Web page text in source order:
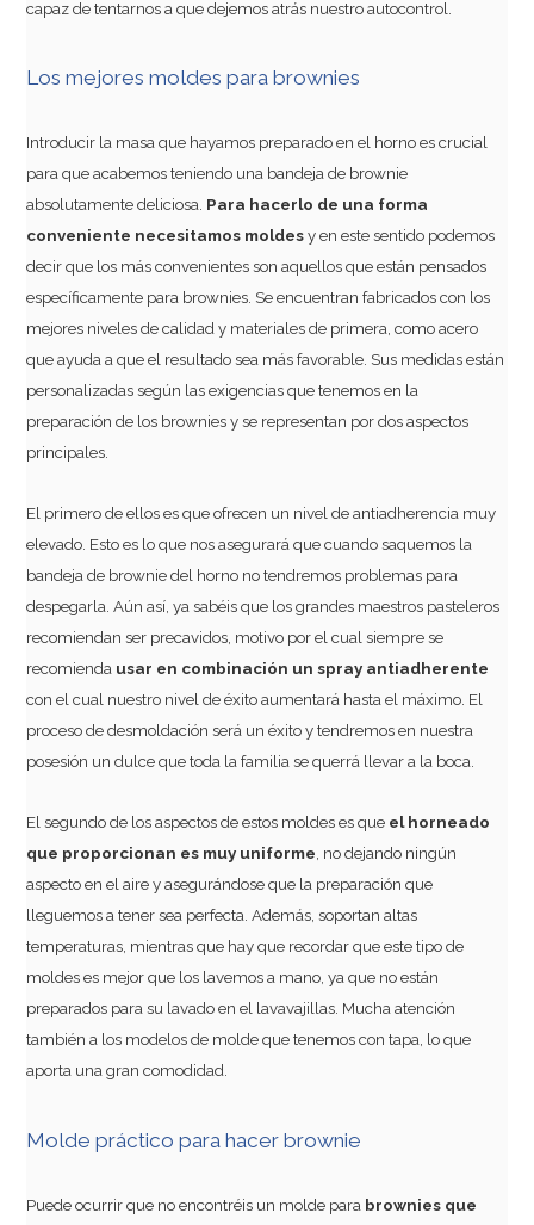
capaz de tentarnos a que dejemos atrás nuestro autocontrol.
Los mejores moldes para brownies
Introducir la masa que hayamos preparado en el horno es crucial
para que acabemos teniendo una bandeja de brownie
absolutamente deliciosa. Para hacerlo de una forma
conveniente necesitamos moldesy en este sentido podemos
decir que los más convenientes son aquellos que están pensados
específicamente para brownies. Se encuentran fabricados con los
mejores niveles de calidad y materiales de primera, como acero
que ayuda a que el resultado sea más favorable. Sus medidas están
personalizadas según las exigencias que tenemos en la
preparación de los brownies y se representan por dos aspectos
principales.
El primero de ellos es que ofrecen un nivel de antiadherencia muy
elevado. Esto es lo que nos asegurará que cuando saquemos la
bandeja de brownie del horno no tendremos problemas para
despegarla. Aún así, ya sabéis que los grandes maestros pasteleros
recomiendan ser precavidos, motivo por el cual siempre se
recomienda usar en combinación un spray antiadherente
con el cual nuestro nivel de éxito aumentará hasta el máximo. El
proceso de desmoldación será un éxito y tendremos en nuestra
posesión un dulce que toda la familia se querrá llevar a la boca.
El segundo de los aspectos de estos moldes es que el horneado
que proporcionan es muy uniforme, no dejando ningún
aspecto en el aire y asegurándose que la preparación que
lleguemos a tener sea perfecta. Además, soportan altas
temperaturas, mientras que hay que recordar que este tipo de
moldes es mejor que los lavemos a mano, ya que no están
preparados para su lavado en el lavavajillas. Mucha atención
también a los modelos de molde que tenemos con tapa, lo que
aporta una gran comodidad.
Molde práctico para hacer brownie
Puede ocurrir que no encontréis un molde para brownies que